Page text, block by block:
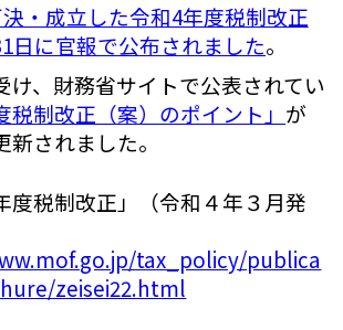
・成立した令和4年度税制改正
日に官報で公布されました。
け、財務省サイトで公表されてい
税制改正（案）のポイント」 が
されました。
税制改正」（令和４年３月発
tax_policy/publica
zeisei22.html